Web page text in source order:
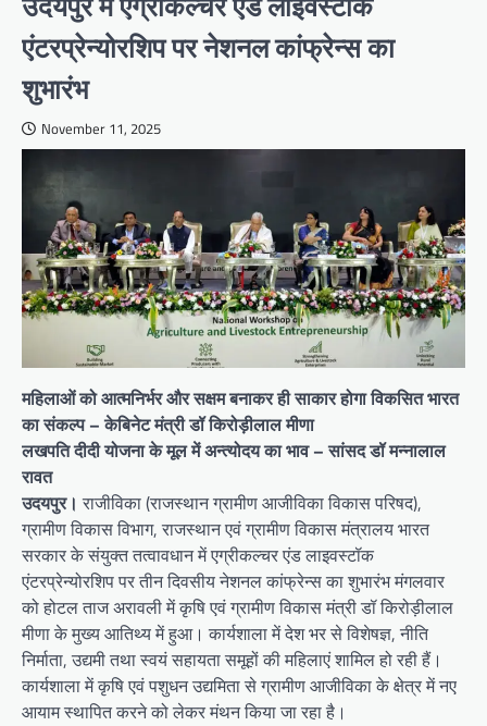
एंटरप्रेन्योरशिप पर नेशनल कांफ्रेन्स का
शुभारंभ
November 11, 2025
महिलाओं को आत्मनिर्भर और सक्षम बनाकर ही साकार होगा विकसित भारत
का संकल्प – केबिनेट मंत्री डॉ किरोड़ीलाल मीणा
लखपति दीदी योजना के मूल में अन्त्योदय का भाव – सांसद डॉ मन्नालाल
रावत
उदयपुर। राजीविका (राजस्थान ग्रामीण आजीविका विकास परिषद),
ग्रामीण विकास विभाग, राजस्थान एवं ग्रामीण विकास मंत्रालय भारत
सरकार के संयुक्त तत्वावधान में एग्रीकल्चर एंड लाइवस्टॉक
एंटरप्रेन्योरशिप पर तीन दिवसीय नेशनल कांफ्रेन्स का शुभारंभ मंगलवार
को होटल ताज अरावली में कृषि एवं ग्रामीण विकास मंत्री डॉ किरोड़ीलाल
मीणा के मुख्य आतिथ्य में हुआ। कार्यशाला में देश भर से विशेषज्ञ, नीति
निर्माता, उद्यमी तथा स्वयं सहायता समूहों की महिलाएं शामिल हो रही हैं।
कार्यशाला में कृषि एवं पशुधन उद्यमिता से ग्रामीण आजीविका के क्षेत्र में नए
आयाम स्थापित करने को लेकर मंथन किया जा रहा है।